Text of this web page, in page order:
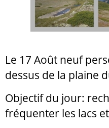
Le 17 Août neuf
dessus de la plaine
Objectif du jour:
fréquenter les lacs